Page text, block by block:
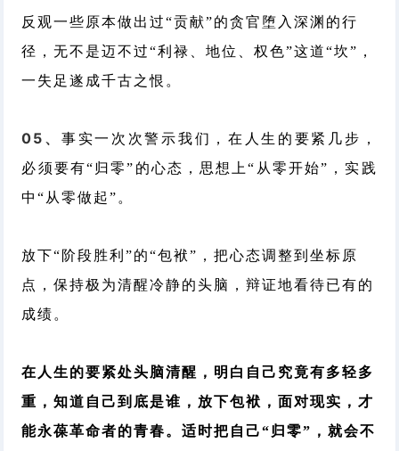
反观一些原本做出过“贡献”的贪官堕入深渊的行
径，无不是迈不过“利禄、地位、权色”这道“坎”，
一失足遂成千古之恨。
05、 事实一次次警示我们，在人生的要紧几步，
必须要有“归零”的心态，思想上“从零开始”，实践
中“从零做起”。
放下“阶段胜利”的“包袱”，把心态调整到坐标原
点，保持极为清醒冷静的头脑，辩证地看待已有的
成绩。
在人生的要紧处头脑清醒，明白自己究竟有多轻多
重，知道自己到底是谁，放下包袱，面对现实，才
能永葆革命者的青春。适时把自己“归零”，就会不